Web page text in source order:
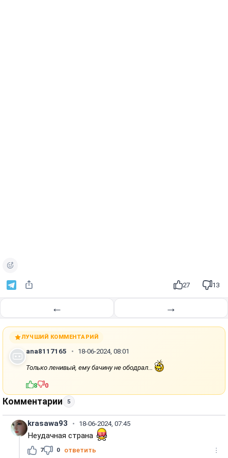
27 13
← →
ЛУЧШИЙ КОММЕНТАРИЙ
ana8117165 18-06-2024, 08:01
Только ленивый, ему бачину не ободрал...
8 0
Комментарии 5
krasawa93 18-06-2024, 07:45
Неудачная страна
7 0 ответить